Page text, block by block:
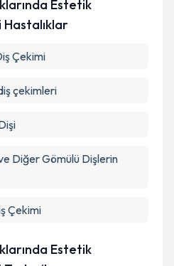
Estetik
Hastalıklar
Çekimi
çekimleri
Diğer Gömülü Dişlerin
Çekimi
Estetik